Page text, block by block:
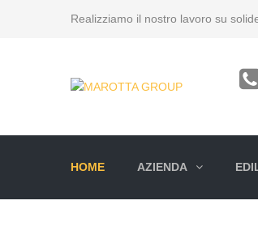
Realizziamo il nostro lavoro su
HOME AZIENDA